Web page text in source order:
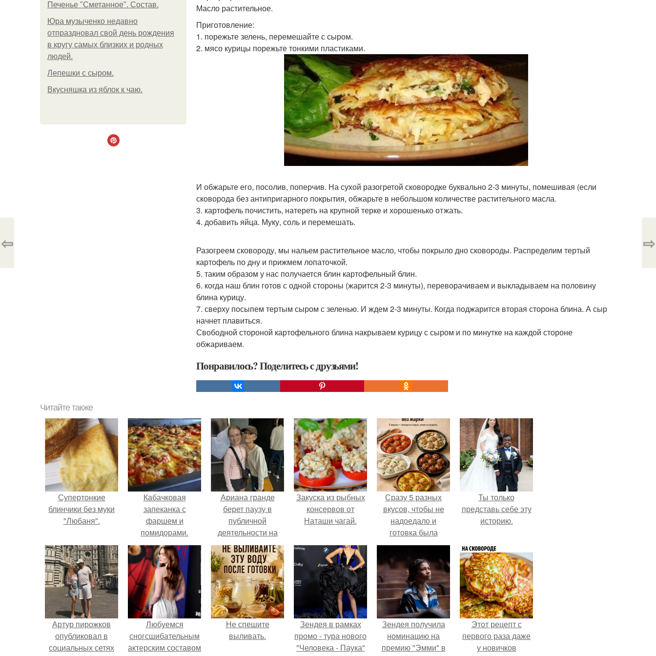
Печенье "Сметанное". Состав.
Юра музыченко недавно
отпраздновал свой день рождения
в кругу самых близких и родных
людей.
Лепешки с сыром.
Вкусняшка из яблок к чаю.
Масло растительное.
Приготовление:
1. порежьте зелень, перемешайте с сыром.
2. мясо курицы порежьте тонкими пластиками.
И обжарьте его, посолив, поперчив. На сухой разогретой сковородке буквально 2-3 минуты, помешивая (если
сковорода без антипригарного покрытия, обжарьте в небольшом количестве растительного масла.
3. картофель почистить, натереть на крупной терке и хорошенько отжать.
4. добавить яйца. Муку, соль и перемешать.
Разогреем сковороду, мы нальем растительное масло, чтобы покрыло дно сковороды. Распределим тертый
картофель по дну и прижмем лопаточкой.
5. таким образом у нас получается блин картофельный блин.
6. когда наш блин готов с одной стороны (жарится 2-3 минуты), переворачиваем и выкладываем на половину
блина курицу.
7. сверху посыпем тертым сыром с зеленью. И ждем 2-3 минуты. Когда поджарится вторая сторона блина. А сыр
начнет плавиться.
Свободной стороной картофельного блина накрываем курицу с сыром и по минутке на каждой стороне
обжариваем.
Понравилось? Поделитесь с друзьями!
⇦ ⇨
Читайте также
Супертонкие
блинчики без муки
"Любаня".
Кабачковая
запеканка с
фаршем и
помидорами.
Ариана гранде
берет паузу в
публичной
деятельности на
фоне слухов о
своем здоровье.
Закуска из рыбных
консервов от
Наташи чагай.
Сразу 5 разных
вкусов, чтобы не
надоедало и
готовка была
проще.
Ты только
представь себе эту
историю.
Артур пирожков
опубликовал в
социальных сетях
Любуемся
сногсшибательным
актерским составом
Не спешите
выливать.
Зендея в рамках
промо - тура нового
"Человека - Паука"
Зендея получила
номинацию на
премию "Эмми" в
Этот рецепт с
первого раза даже
у новичков